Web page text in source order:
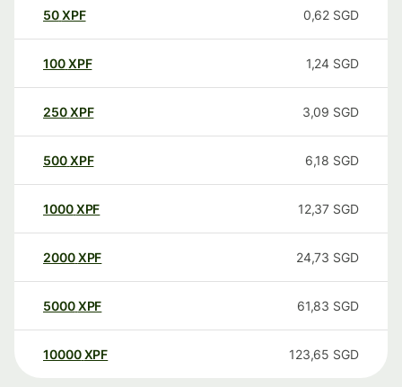
50XPF 0,62 SGD
100XPF 1,24 SGD
250XPF 3,09 SGD
500XPF 6,18 SGD
1000XPF 12,37 SGD
2000XPF 24,73 SGD
5000XPF 61,83 SGD
10000 XPF 123,65 SGD